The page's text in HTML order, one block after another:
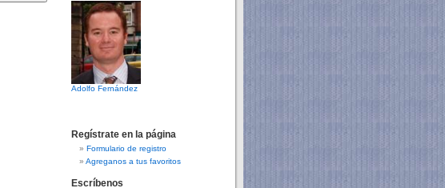
Adolfo Fernández
Regístrate en la página
Formulario de registro
Agreganos a tus favoritos
Escríbenos